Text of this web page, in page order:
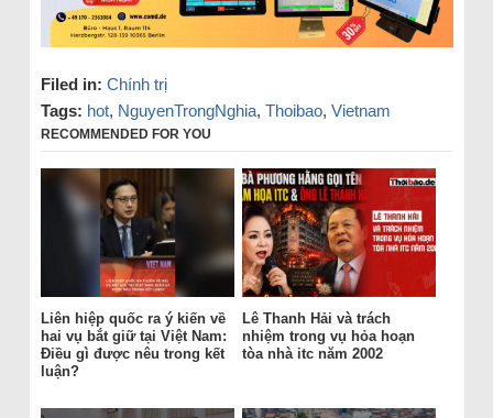
Filed in: Chính trị
Tags: hot, NguyenTrongNghia, Thoibao, Vietnam
RECOMMENDED FOR YOU
Liên hiệp quốc ra ý kiến về
hai vụ bắt giữ tại Việt Nam:
Điều gì được nêu trong kết
luận?
Lê Thanh Hải và trách
nhiệm trong vụ hỏa hoạn
tòa nhà itc năm 2002